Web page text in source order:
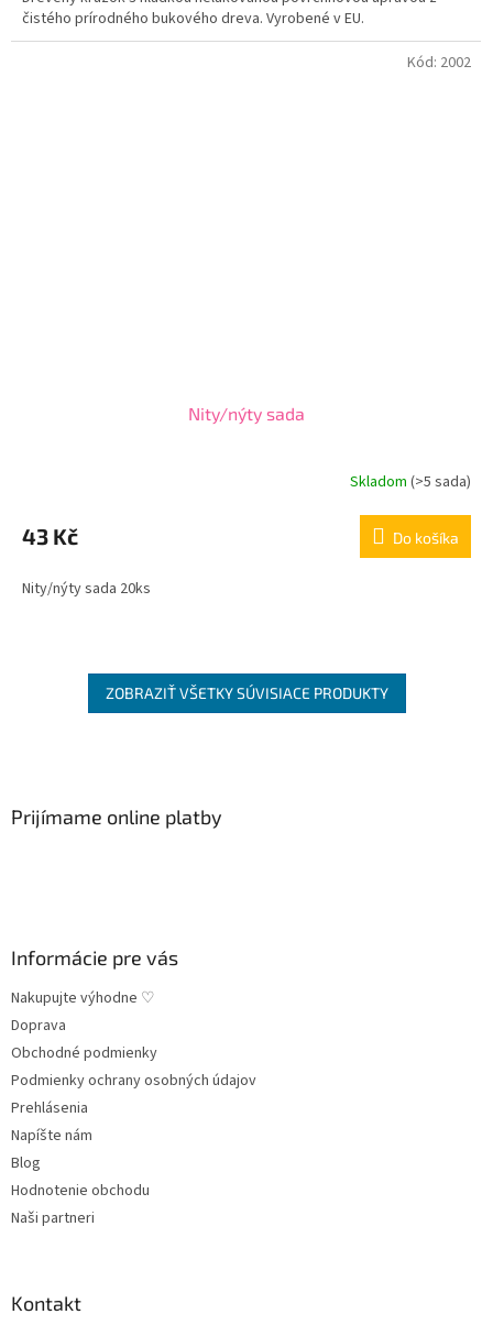
čistého prírodného bukového dreva. Vyrobené v EU.
Nity/nýty sada
Skladom (>5 sada)
43 Kč Do košíka
Nity/nýty sada 20ks
Kód: 2002
ZOBRAZIŤ VŠETKY SÚVISIACE PRODUKTY
Prijímame online platby
Informácie pre vás
Nakupujte výhodne ♡
Doprava
Obchodné podmienky
Podmienky ochrany osobných údajov
Prehlásenia
Napíšte nám
Blog
Hodnotenie obchodu
Naši partneri
Kontakt